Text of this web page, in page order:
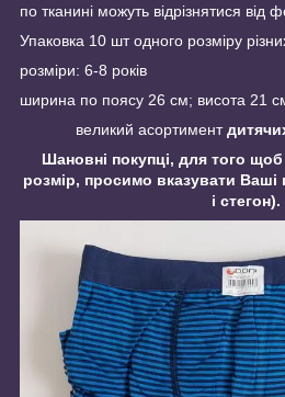
по тканині можуть відрізнятися від
Упаковка 10 шт одного розміру
розміри: 6-8 років
ширина по поясу 26 см; висота 21
великий асортимент
Шановні покупці, для того
розмір, просимо вказувати Ваші
і стегон).